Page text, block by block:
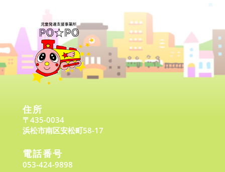
住所
〒435-0034
浜松市南区安松町58-17
電話番号
053-424-9898